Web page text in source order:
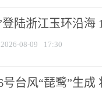
登陆浙江玉环沿海
2026-08-09 17:30
号台风“琵鹭”生